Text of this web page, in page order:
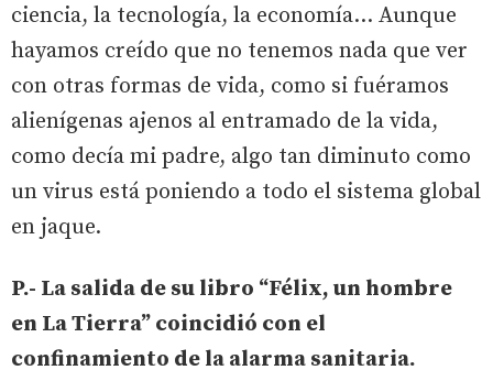
ciencia, la tecnología, la economía… Aunque
hayamos creído que no tenemos nada que ver
con otras formas de vida, como si fuéramos
alienígenas ajenos al entramado de la vida,
como decía mi padre, algo tan diminuto como
un virus está poniendo a todo el sistema global
en jaque.
P.- La salida de su libro “Félix, un hombre
en La Tierra” coincidió con el
confinamiento de la alarma sanitaria.